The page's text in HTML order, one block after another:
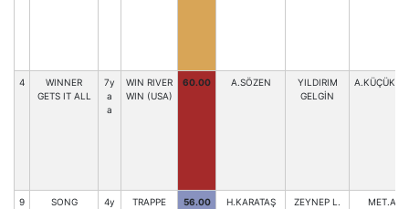
4
WINNER
GETS IT ALL
7y
a
a
WIN RIVER
WIN (USA)
60.00 A.SÖZEN
YILDIRIM
GELGİN
9
SONG
4y
TRAPPE
56.00 H.KARATAŞ
ZEYNEP L.